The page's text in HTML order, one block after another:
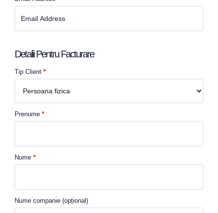
Detalii Pentru Facturare
Tip Client *
Prenume *
Nume *
Nume companie (opțional)